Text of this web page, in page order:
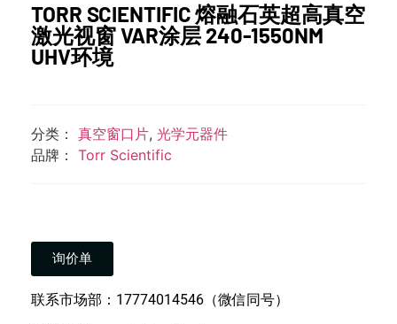
TORR SCIENTIFIC 熔融石英超高真空
激光视窗 VAR涂层 240-1550NM
UHV环境
分类： 真空窗口片, 光学元器件
品牌： Torr Scientific
询价单
联系市场部：17774014546（微信同号）